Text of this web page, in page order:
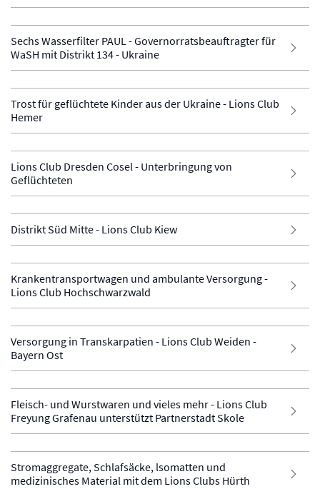
Sechs Wasserfilter PAUL - Governorratsbeauftragter für
WaSH mit Distrikt 134 - Ukraine
Trost für geflüchtete Kinder aus der Ukraine - Lions Club
Hemer
Lions Club Dresden Cosel - Unterbringung von
Geflüchteten
Distrikt Süd Mitte - Lions Club Kiew
Krankentransportwagen und ambulante Versorgung -
Lions Club Hochschwarzwald
Versorgung in Transkarpatien - Lions Club Weiden -
Bayern Ost
Fleisch- und Wurstwaren und vieles mehr - Lions Club
Freyung Grafenau unterstützt Partnerstadt Skole
Stromaggregate, Schlafsäcke, lsomatten und
medizinisches Material mit dem Lions Clubs Hürth